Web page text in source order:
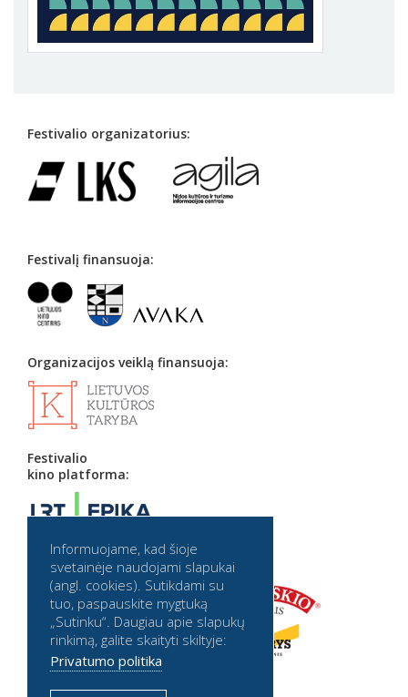
Festivalio organizatorius:
Festivalį finansuoja:
Organizacijos veiklą finansuoja:
Festivalio
kino platforma:
Partneriai:
Informuojame, kad šioje
svetainėje naudojami slapukai
(angl. cookies). Sutikdami su
tuo, paspauskite mygtuką
„Sutinku“. Daugiau apie slapukų
rinkimą, galite skaityti skiltyje:
Privatumo politika